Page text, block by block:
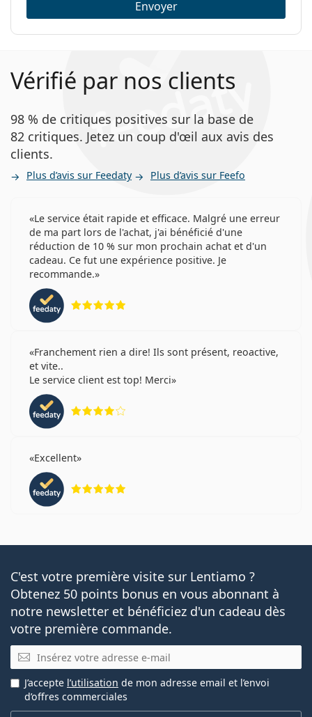
lentilles:
Poids:
14 g
Catégorie:
Lentilles mensuelles
Lentilles progressives et
multifocales
Envoyer
Vérifié par nos clients
98 % de critiques positives sur la base de
82 critiques. Jetez un coup d'œil aux avis des
clients.
Plus d’avis sur Feedaty Plus d’avis sur Feefo
Le service était rapide et efficace. Malgré une erreur
de ma part lors de l'achat, j'ai bénéficié d'une
réduction de 10 % sur mon prochain achat et d'un
cadeau. Ce fut une expérience positive. Je
recommande.
Franchement rien a dire! Ils sont présent, reoactive,
et vite..
Le service client est top! Merci
Excellent
C'est votre première visite sur Lentiamo ?
Obtenez 50 points bonus en vous abonnant à
notre newsletter et bénéficiez d'un cadeau dès
votre première commande.
E-mail
J’accepte l’utilisation de mon adresse email et l’envoi
d’offres commerciales